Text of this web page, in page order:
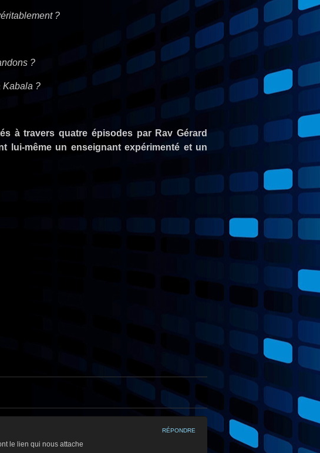
?
?
Kabala ?
à travers quatre épisodes par Rav Gérard
lui-même un enseignant expérimenté et un
le lien qui nous attache
RÉPONDRE